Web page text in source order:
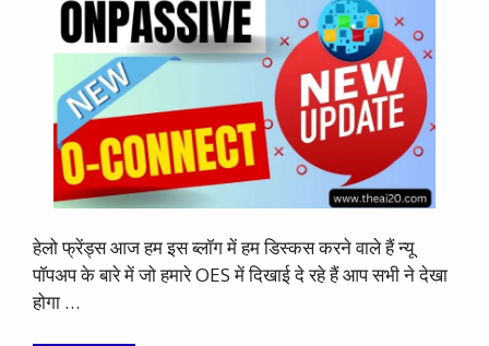
हेलो फ्रेंड्स आज हम इस ब्लाॅग में हम डिस्कस करने वाले हैं न्यू
पॉपअप के बारे में जो हमारे OES में दिखाई दे रहे हैं आप सभी ने देखा
होगा …